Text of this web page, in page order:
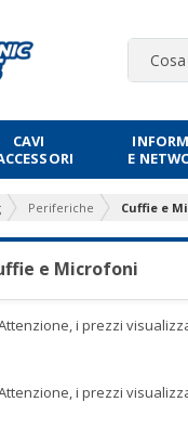
CAVI
E
Periferiche Cuffie e
e Microfoni
i prezzi
i prezzi